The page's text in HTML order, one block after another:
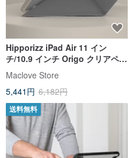
Hipporizz iPad Air 11 イン
チ/10.9 インチ Origo クリアペン
ホルダー耐衝撃ケース
Maclove Store
5,441円 6,182円
送料無料